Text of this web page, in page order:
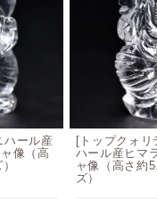
ール産
像（高
[トップクォリ
ハール産ヒマ
ャ像（高さ約
ズ）